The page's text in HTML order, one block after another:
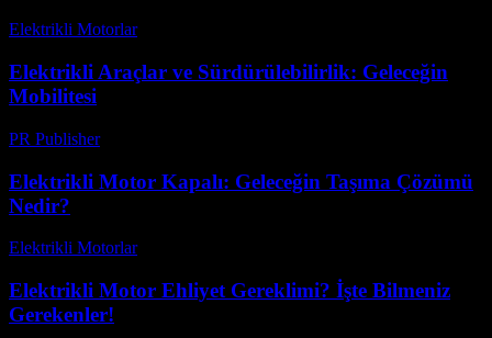
Elektrikli Motorlar-
Elektrikli Araçlar ve Sürdürülebilirlik: Geleceğin
Mobilitesi
PR Publisher-
Elektrikli Motor Kapalı: Geleceğin Taşıma Çözümü
Nedir?
Elektrikli Motorlar-
Elektrikli Motor Ehliyet Gereklimi? İşte Bilmeniz
Gerekenler!